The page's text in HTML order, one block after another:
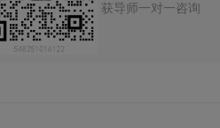
获导师一对一咨询